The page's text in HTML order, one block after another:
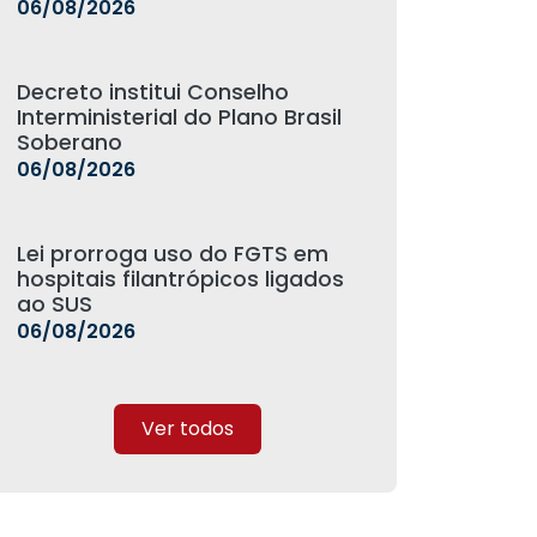
06/08/2026
Decreto institui Conselho
Interministerial do Plano Brasil
Soberano
06/08/2026
Lei prorroga uso do FGTS em
hospitais filantrópicos ligados
ao SUS
06/08/2026
Ver todos